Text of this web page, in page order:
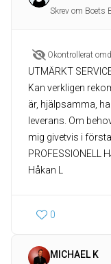
Skrev om Boets
Okontrollerat
UTMÄRKT
Kan verkligen
är, hjälpsamma,
leverans. Om
mig givetvis i
PROFESSIONELL
Håkan L
0
MICHAEL K